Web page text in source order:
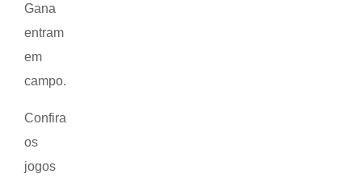
Gana
entram
em
campo.
Confira
os
jogos